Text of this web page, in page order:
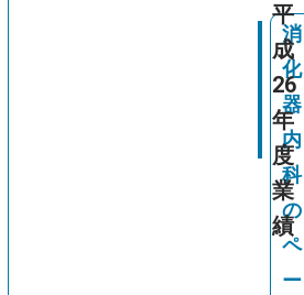
消
化
器
内
科
消
化
器
内
科
の
ペ
ー
平
成
26
年
度
業
績